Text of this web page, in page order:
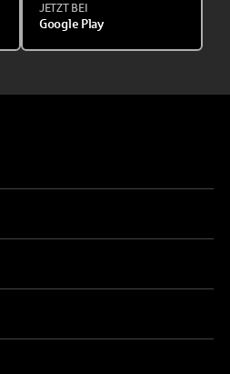
JETZT BEI
Google Play